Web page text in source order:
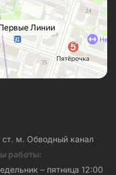
ст. м. Обводный канал
работы:
– пятница 12:00